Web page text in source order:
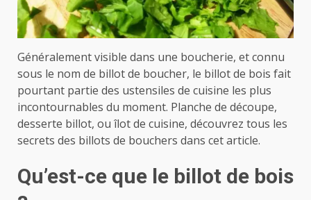
Généralement visible dans une boucherie, et connu
sous le nom de billot de boucher, le billot de bois fait
pourtant partie des ustensiles de cuisine les plus
incontournables du moment. Planche de découpe,
desserte billot, ou îlot de cuisine, découvrez tous les
secrets des billots de bouchers dans cet article.
Qu’est-ce que le billot de bois